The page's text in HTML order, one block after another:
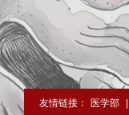
友情链接： 医学部